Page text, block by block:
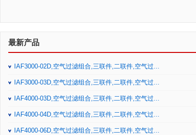
最新产品
IAF3000-02D,空气过滤组合,三联件,二联件,空气过...
IAF3000-03D,空气过滤组合,三联件,二联件,空气过...
IAF4000-03D,空气过滤组合,三联件,二联件,空气过...
IAF4000-04D,空气过滤组合,三联件,二联件,空气过...
IAF4000-06D,空气过滤组合,三联件,二联件,空气过...